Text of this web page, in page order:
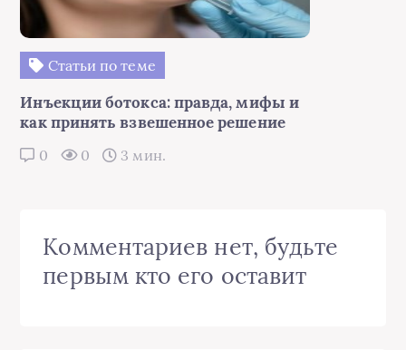
Статьи по теме
Инъекции ботокса: правда, мифы и
как принять взвешенное решение
0 0 3 мин.
Комментариев нет, будьте
первым кто его оставит